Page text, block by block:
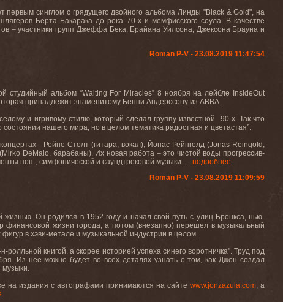
первым синглом с грядущего двойного альбома Линды "Black&Gold", на
Берта Бакарака до рока 70-х и мемфисского соула. В качестве
– участники групп Джеффа Бека, Брайана Уилсона, Джексона Брауна и
Roman P-V - 23.08.2019 11:47:54
студийный альбом “Waiting For Miracles” 8 ноября на лейбле
InsideOut
принадлежит знаменитому Бенни Андерссону из ABBA.
и игривому стилю, который сделал группу известной 90-х. Так что
нашего мира, но в целом тематика радостная и цветастая”.
- Ройне Столт (гитара, вокал), Йонас Рейнголд (Jonas Reingold ,
Mirko DeMaio, барабаны). Их новая работа – это чистой воды прогрессив-
поп-, симфонической и саундтрековой музыки. ... подробнее
Roman P-V - 23.08.2019 11:09:59
Он родился в 1952 году и начал свой путь с улиц Бронкса, нью-
финансовой жизни города, а потом (внезапно) перешел в музыкальный
в хэви-метале и музыкальной индустрии в целом.
книгой, а скорее историей успеха синего воротничка". Труд под
. Из нее можно будет во всех деталях узнать о том, как Джон создал
музыки.
на издания с автографами принимаются на сайтеwww.jonzazula.com, а